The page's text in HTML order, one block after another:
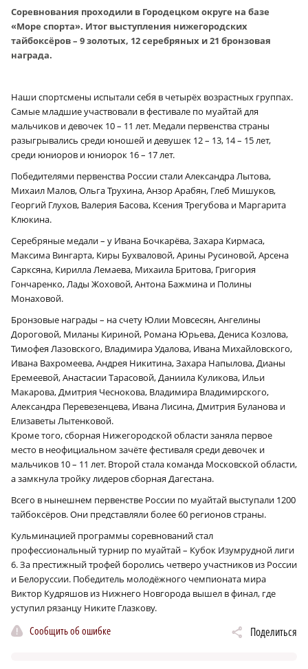
Соревнования проходили в Городецком округе на базе
«Море спорта». Итог выступления нижегородских
тайбоксёров – 9 золотых, 12 серебряных и 21 бронзовая
награда.
Наши спортсмены испытали себя в четырёх возрастных группах.
Самые младшие участвовали в фестивале по муайтай для
мальчиков и девочек 10 – 11 лет. Медали первенства страны
разыгрывались среди юношей и девушек 12 – 13, 14 – 15 лет,
среди юниоров и юниорок 16 – 17 лет.
Победителями первенства России стали Александра Лытова,
Михаил Малов, Ольга Трухина, Анзор Арабян, Глеб Мишуков,
Георгий Глухов, Валерия Басова, Ксения Трегубова и Маргарита
Клюкина.
Серебряные медали – у Ивана Бочкарёва, Захара Кирмаса,
Максима Вингарта, Киры Бухваловой, Арины Русиновой, Арсена
Сарксяна, Кирилла Лемаева, Михаила Бритова, Григория
Гончаренко, Лады Жоховой, Антона Бажмина и Полины
Монаховой.
Бронзовые награды – на счету Юлии Мовсесян, Ангелины
Дороговой, Миланы Кириной, Романа Юрьева, Дениса Козлова,
Тимофея Лазовского, Владимира Удалова, Ивана Михайловского,
Ивана Вахромеева, Андрея Никитина, Захара Напылова, Дианы
Еремеевой, Анастасии Тарасовой, Даниила Куликова, Ильи
Макарова, Дмитрия Чеснокова, Владимира Владимирского,
Александра Перевезенцева, Ивана Лисина, Дмитрия Буланова и
Елизаветы Лытенковой.
Кроме того, сборная Нижегородской области заняла первое
место в неофициальном зачёте фестиваля среди девочек и
мальчиков 10 – 11 лет. Второй стала команда Московской области,
а замкнула тройку лидеров сборная Дагестана.
Всего в нынешнем первенстве России по муайтай выступали 1200
тайбоксёров. Они представляли более 60 регионов страны.
Кульминацией программы соревнований стал
профессиональный турнир по муайтай – Кубок Изумрудной лиги
6. За престижный трофей боролись четверо участников из России
и Белоруссии. Победитель молодёжного чемпионата мира
Виктор Кудряшов из Нижнего Новгорода вышел в финал, где
уступил рязанцу Никите Глазкову.
Сообщить об ошибке Поделиться